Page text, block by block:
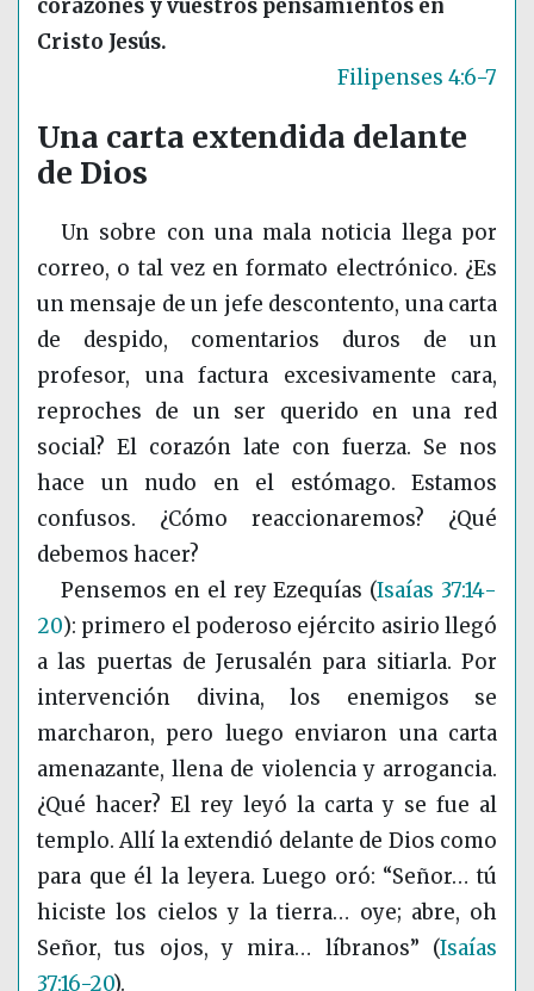
corazones y vuestros pensamientos en
Cristo Jesús.
Filipenses 4:6-7
Una carta extendida delante
de Dios
Un sobre con una mala noticia llega por
correo, o tal vez en formato electrónico. ¿Es
un mensaje de un jefe descontento, una carta
de despido, comentarios duros de un
profesor, una factura excesivamente cara,
reproches de un ser querido en una red
social? El corazón late con fuerza. Se nos
hace un nudo en el estómago. Estamos
confusos. ¿Cómo reaccionaremos? ¿Qué
debemos hacer?
Pensemos en el rey Ezequías (Isaías 37:14-
20): primero el poderoso ejército asirio llegó
a las puertas de Jerusalén para sitiarla. Por
intervención divina, los enemigos se
marcharon, pero luego enviaron una carta
amenazante, llena de violencia y arrogancia.
¿Qué hacer? El rey leyó la carta y se fue al
templo. Allí la extendió delante de Dios como
para que él la leyera. Luego oró: “Señor… tú
hiciste los cielos y la tierra… oye; abre, oh
Señor, tus ojos, y mira… líbranos” (Isaías
37:16-20).